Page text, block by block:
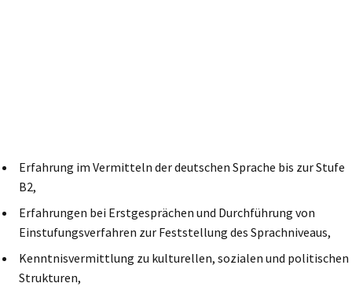
Erfahrung im Vermitteln der deutschen Sprache bis zur Stufe
B2,
Erfahrungen bei Erstgesprächen und Durchführung von
Einstufungsverfahren zur Feststellung des Sprachniveaus,
Kenntnisvermittlung zu kulturellen, sozialen und politischen
Strukturen,